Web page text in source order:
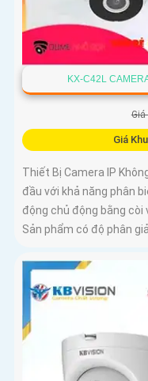
KX-C42L
Giá
Giá
Thiết Bị Camera IP
đầu với khả năng phân
động chủ động bằng còi
Sản phẩm có độ phân